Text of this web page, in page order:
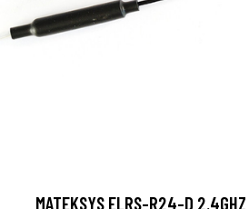
MATEKSYS ELRS-R24-D 2.4GHZ